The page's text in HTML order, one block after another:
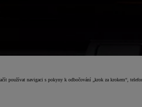
používat navigaci s pokyny k odbočování „krok za krokem“,